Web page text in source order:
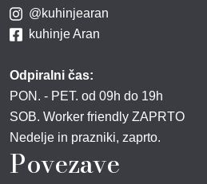
@kuhinjearan
kuhinje Aran
Odpiralni čas:
PON. - PET. od 09h do 19h
SOB. Worker friendly ZAPRTO
Nedelje in prazniki, zaprto.
Povezave